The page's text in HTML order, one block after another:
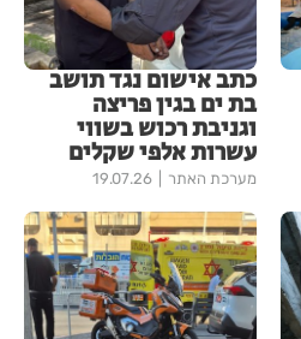
כתב אישום נגד תושב
בת ים בגין פריצה
וגניבת רכוש בשווי
עשרות אלפי שקלים
מערכת האתר 19.07.26